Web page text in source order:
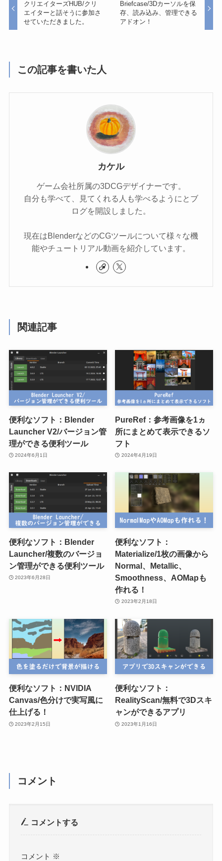
クリエイターズHUB/クリ
エイターと話そうに参加さ
せていただきました。
Briefcase/3Dカーソルを保
存、読み込み、管理できる
アドオン！
この記事を書いた人
カケル
ゲーム会社所属の3DCGデザイナーです。
自分も学べて、見てくれる人も学べるようにとブ
ログを開設しました。
現在はBlenderなどのCGツールについて様々な機
能やチュートリアル動画を紹介しています。
関連記事
便利なソフト：Blender
Launcher V2/バージョン管
理ができる便利ツール
2024年6月1日
PureRef：参考画像を1ヵ
所にまとめて表示できるソ
フト
2024年4月19日
便利なソフト：Blender
Launcher/複数のバージョ
ン管理ができる便利ツール
2023年6月28日
便利なソフト：
Materialize/1枚の画像から
Normal、Metallic、
Smoothness、AOMapも
作れる！
2023年2月18日
便利なソフト：NVIDIA
Canvas/色分けで実写風に
仕上げる！
2023年2月15日
便利なソフト：
RealityScan/無料で3Dスキ
ャンができるアプリ
2023年1月16日
コメント
コメントする
コメント ※